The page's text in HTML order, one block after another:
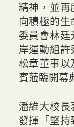
精神，並再
向積極的
委員會林
岸運動組
松章董事以
賓蒞臨開幕
潘維大校
發揮「堅持